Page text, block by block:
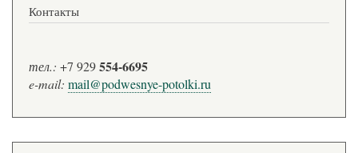
Контакты
тел.: +7 929554-6695
e-mail: mail@podwesnye-potolki.ru